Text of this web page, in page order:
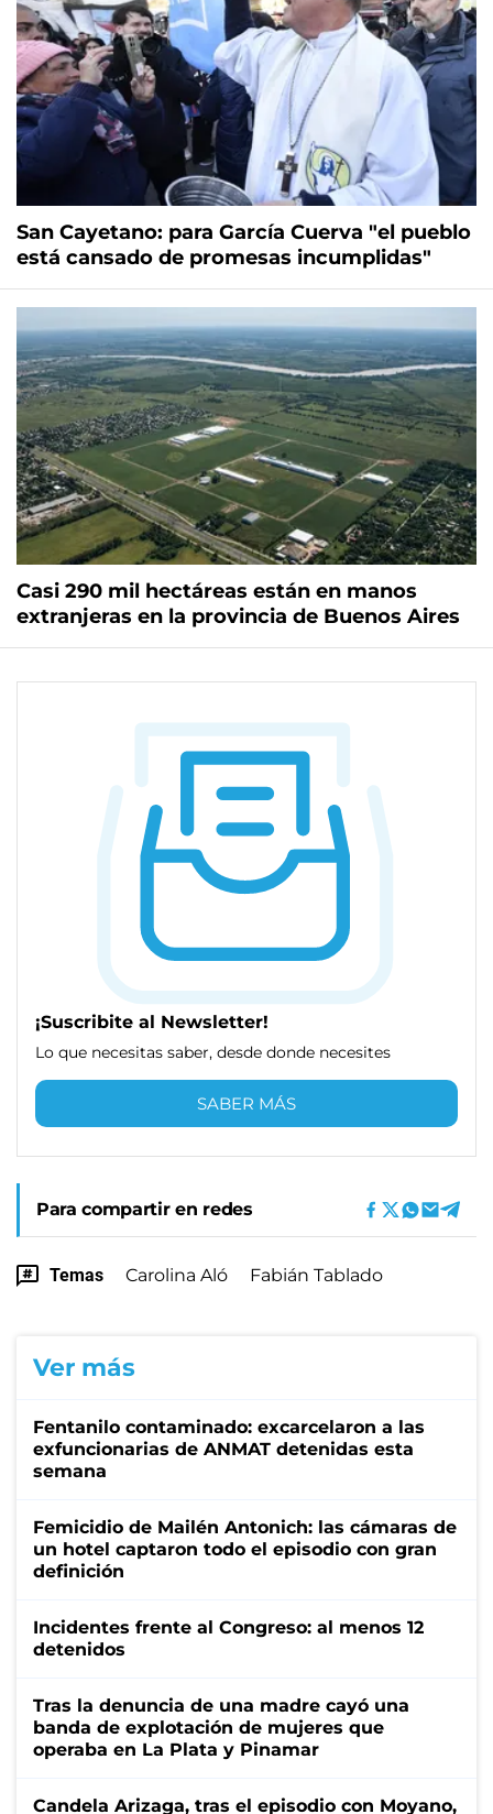
San Cayetano: para García Cuerva "el pueblo
está cansado de promesas incumplidas"
Casi 290 mil hectáreas están en manos
extranjeras en la provincia de Buenos Aires
¡Suscribite al Newsletter!
Lo que necesitas saber, desde donde necesites
SABER MÁS
Para compartir en redes
Temas Carolina Aló Fabián Tablado
Ver más
Fentanilo contaminado: excarcelaron a las
exfuncionarias de ANMAT detenidas esta
semana
Femicidio de Mailén Antonich: las cámaras de
un hotel captaron todo el episodio con gran
definición
Incidentes frente al Congreso: al menos 12
detenidos
Tras la denuncia de una madre cayó una
banda de explotación de mujeres que
operaba en La Plata y Pinamar
Candela Arizaga, tras el episodio con Moyano,